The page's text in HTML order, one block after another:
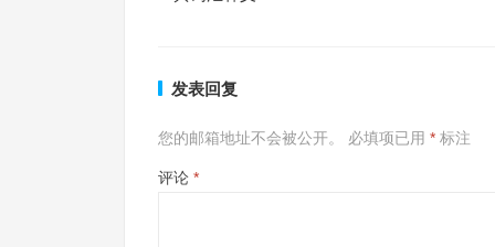
发表回复
您的邮箱地址不会被公开。 必填项已用 * 标注
评论 *